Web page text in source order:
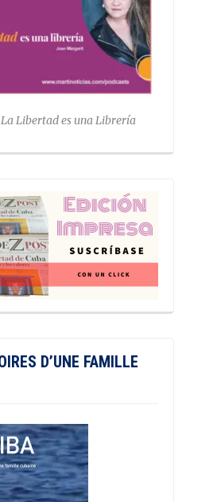
La Libertad es una Librería
D’UNE FAMILLE